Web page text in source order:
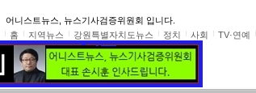
어니스트뉴스, 뉴스기사검증위원회 입니다.
홈 지역뉴스 강원특별자치도뉴스 정치 사회 TV·연예